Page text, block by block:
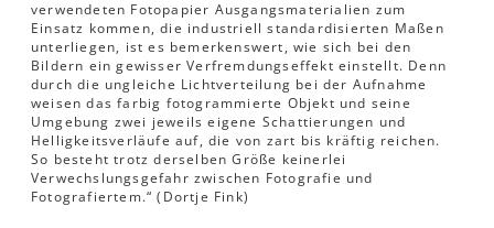
verwendeten Fotopapier Ausgangsmaterialien zum
Einsatz kommen, die industriell standardisierten Maßen
unterliegen, ist es bemerkenswert, wie sich bei den
Bildern ein gewisser Verfremdungseffekt einstellt. Denn
durch die ungleiche Lichtverteilung bei der Aufnahme
weisen das farbig fotogrammierte Objekt und seine
Umgebung zwei jeweils eigene Schattierungen und
Helligkeitsverläufe auf, die von zart bis kräftig reichen.
So besteht trotz derselben Größe keinerlei
Verwechslungsgefahr zwischen Fotografie und
Fotografiertem.“ (Dortje Fink)